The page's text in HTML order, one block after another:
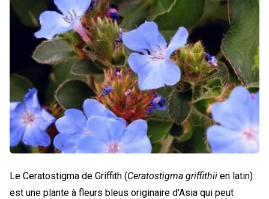
Le Ceratostigma de Griffith (Ceratostigma griffithii en latin)
est une plante à fleurs bleus originaire d'Asia qui peut